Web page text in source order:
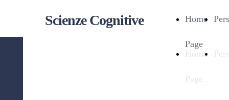
Home
Page
Scienze Cognitive
Home
Page